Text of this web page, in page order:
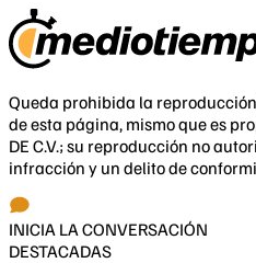
Queda prohibida la
de esta página, mismo que es
DE C.V.; su reproducción no
infracción y un delito de
INICIA LA CONVERSACIÓN
DESTACADAS